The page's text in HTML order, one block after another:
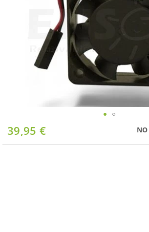
39,95 €
Saltar
al
comienzo